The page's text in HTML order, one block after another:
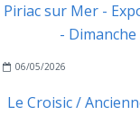
Piriac sur Mer -
-
06/05/2026
Le Croisic /